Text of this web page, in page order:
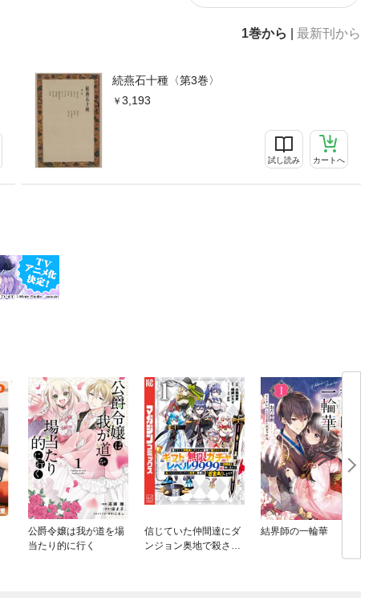
1巻から 最新刊から
続燕石十種〈第3巻〉
3,193
試し読み カートへ
公爵令嬢は我が道を場
当たり的に行く
信じていた仲間達にダ
ンジョン奥地で殺され
結界師の一輪華